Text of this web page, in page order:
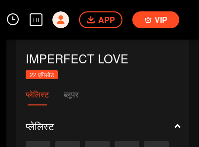
HI APP VIP
IMPERFECT LOVE
22 एपिसोड
प्लेलिस्ट ब्लूपर
प्लेलिस्ट